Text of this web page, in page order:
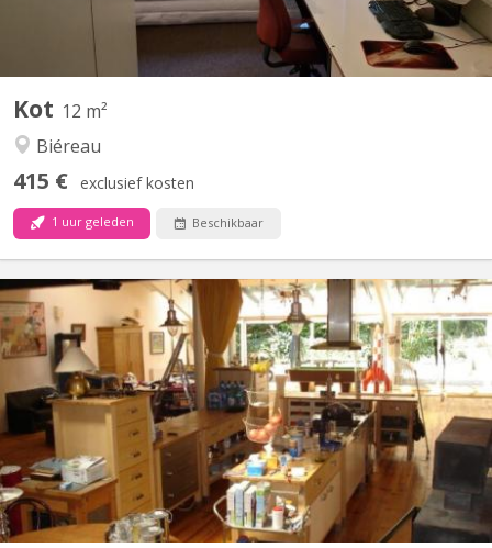
Kot 12 m²
Biéreau
415 € exclusief kosten
1 uur geleden Beschikbaar
KV 1384
ERASMUS OU STAGIAIRE ideal STAGIAIRE GSK ou internship EU :
3 chambres a louer dans un grand loft a Genval a cote de la gare,
trains toutes les 30 min pour LLN et BXL. 17 min LLN super
endroit a cote de la gare mais aussi a cote de tous les
commerces et facilites. Convient pour stagiaires...